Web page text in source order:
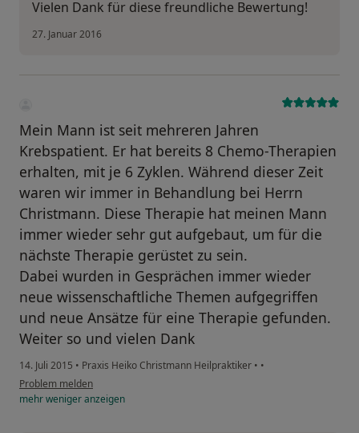
Vielen Dank für diese freundliche Bewertung!
27. Januar 2016
Mein Mann ist seit mehreren Jahren
Krebspatient. Er hat bereits 8 Chemo-Therapien
erhalten, mit je 6 Zyklen. Während dieser Zeit
waren wir immer in Behandlung bei Herrn
Christmann. Diese Therapie hat meinen Mann
immer wieder sehr gut aufgebaut, um für die
nächste Therapie gerüstet zu sein.
Dabei wurden in Gesprächen immer wieder
neue wissenschaftliche Themen aufgegriffen
und neue Ansätze für eine Therapie gefunden.
Weiter so und vielen Dank
14. Juli 2015 • Praxis Heiko Christmann Heilpraktiker • •
Problem melden
mehrwenigeranzeigen